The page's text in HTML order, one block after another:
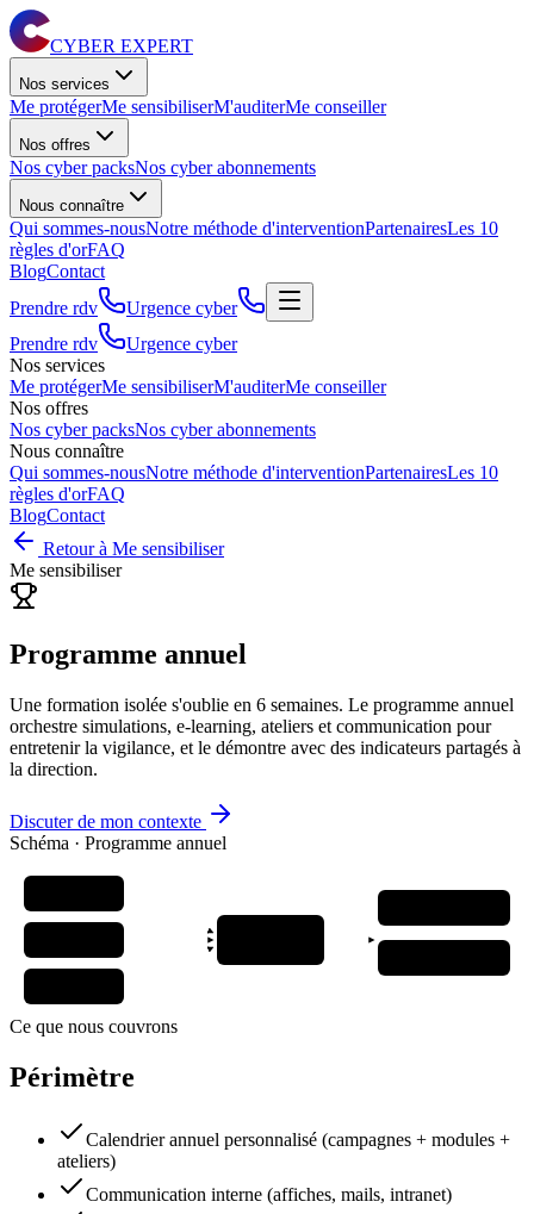
CYBER EXPERT
Nos services
Me protégerMe sensibiliserM'auditerMe conseiller
Nos offres
Nos cyber packsNos cyber abonnements
Nous connaître
Qui sommes-nousNotre méthode d'interventionPartenairesLes 10
règles d'orFAQ
BlogContact
Prendre rdv
Urgence cyber
Prendre rdv
Urgence cyber
Nos services
Me protégerMe sensibiliserM'auditerMe conseiller
Nos offres
Nos cyber packsNos cyber abonnements
Nous connaître
Qui sommes-nousNotre méthode d'interventionPartenairesLes 10
règles d'orFAQ
BlogContact
Retour à Me sensibiliser
Me sensibiliser
Programme annuel
Une formation isolée s'oublie en 6 semaines. Le programme annuel
orchestre simulations, e-learning, ateliers et communication pour
entretenir la vigilance, et le démontre avec des indicateurs partagés à
la direction.
Discuter de mon contexte
Schéma · Programme annuel
Ce que nous couvrons
Périmètre
Calendrier annuel personnalisé (campagnes + modules +
ateliers)
Communication interne (affiches, mails, intranet)